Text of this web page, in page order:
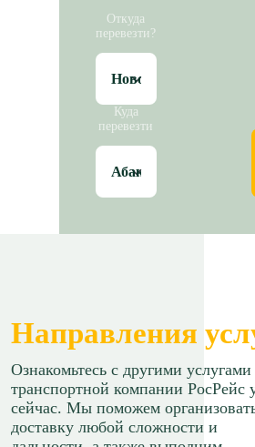
Откуда
перевезти?
Куда
перевезти
Направления
Ознакомьтесь с другими услугами
транспортной компании РосРейс
сейчас. Мы поможем
доставку любой сложности и